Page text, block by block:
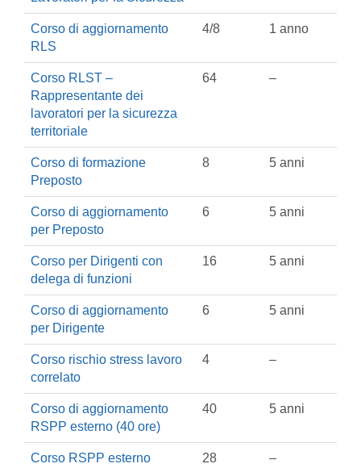
Corso di aggiornamento
RLS
4/8 1 anno
Corso RLST –
Rappresentante dei
lavoratori per la sicurezza
territoriale
64 –
Corso di formazione
Preposto
8 5 anni
Corso di aggiornamento
per Preposto
6 5 anni
Corso per Dirigenti con
delega di funzioni
16 5 anni
Corso di aggiornamento
per Dirigente
6 5 anni
Corso rischio stress lavoro
correlato
4 –
Corso di aggiornamento
RSPP esterno (40 ore)
40 5 anni
Corso RSPP esterno
28 –